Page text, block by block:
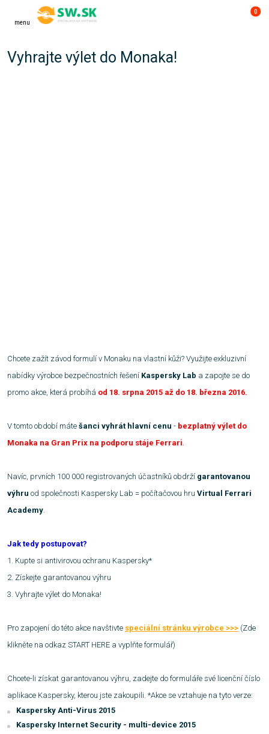
menu
0
Vyhrajte výlet do Monaka!
Chcete zažít závod formulí v Monaku na vlastní kůži? Využijte exkluzivní
nabídky výrobce bezpečnostních řešení Kaspersky Lab a zapojte se do
promo akce, která probíhá od 18. srpna 2015 až do 18. března 2016.
V tomto období máte šanci vyhrát hlavní cenu - bezplatný výlet do
Monaka na Gran Prix na podporu stáje Ferrari.
Navíc, prvních 100 000 registrovaných účastníků obdrží garantovanou
výhru od společnosti Kaspersky Lab = počítačovou hru Virtual Ferrari
Academy.
Jak tedy postupovat?
1. Kupte si antivirovou ochranu Kaspersky*
2. Získejte garantovanou výhru
3. Vyhrajte výlet do Monaka!
Pro zapojení do této akce navštivte speciální stránku výrobce >>> (Zde
klikněte na odkaz START HERE a vyplňte formulář)
Chcete-li získat garantovanou výhru, zadejte do formuláře své licenční číslo
aplikace Kaspersky, kterou jste zakoupili. *Akce se vztahuje na tyto verze:
Kaspersky Anti-Virus 2015
Kaspersky Internet Security - multi-device 2015